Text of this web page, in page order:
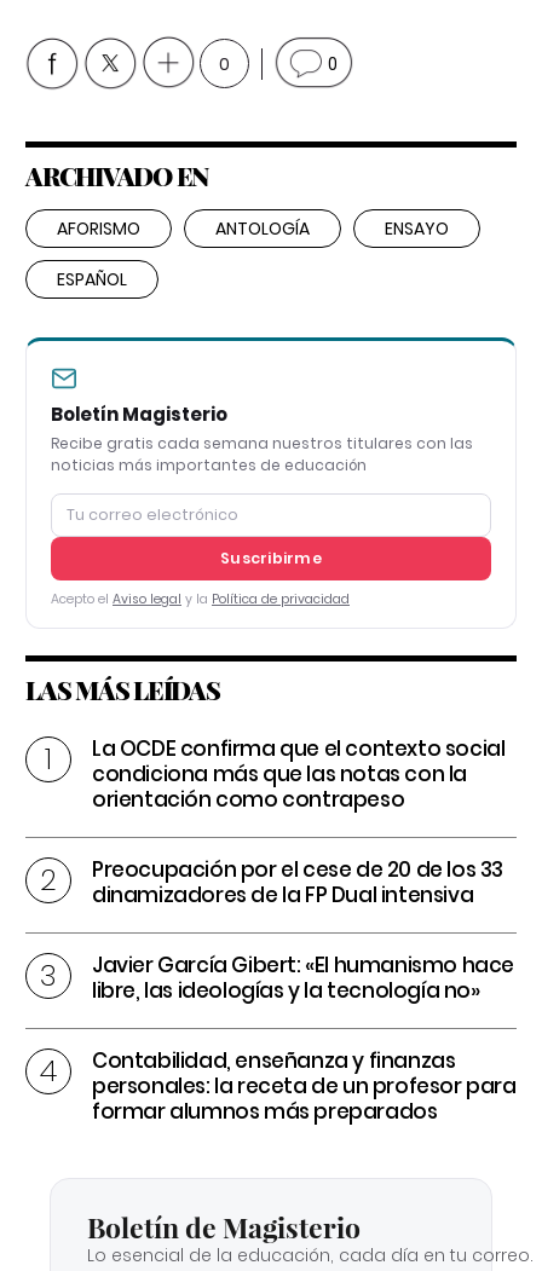
0 0
ARCHIVADO EN
AFORISMO ANTOLOGÍA ENSAYO
ESPAÑOL
Boletín Magisterio
Recibe gratis cada semana nuestros titulares con las
noticias más importantes de educación
Suscribirme
Acepto el Aviso legal y la Política de privacidad
LAS MÁS LEÍDAS
La OCDE confirma que el contexto social
condiciona más que las notas con la
orientación como contrapeso
Preocupación por el cese de 20 de los 33
dinamizadores de la FP Dual intensiva
Javier García Gibert: «El humanismo hace
libre, las ideologías y la tecnología no»
Contabilidad, enseñanza y finanzas
personales: la receta de un profesor para
formar alumnos más preparados
Boletín de Magisterio
Lo esencial de la educación, cada día en tu correo.